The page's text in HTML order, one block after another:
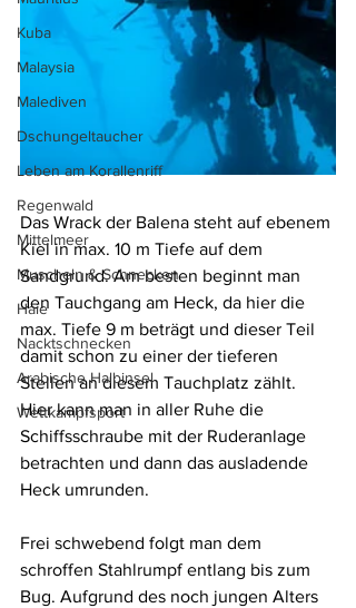
Kuba
Malaysia
Malediven
Dschungeltaucher
Leben am Korallenriff
Regenwald
Mittelmeer
Muscheln & Schnecken
Haie
Nacktschnecken
Arabische Halbinsel
Wettkampfsport
Das Wrack der Balena steht auf ebenem
Kiel in max. 10 m Tiefe auf dem
Sandgrund. Am besten beginnt man
den Tauchgang am Heck, da hier die
max. Tiefe 9 m beträgt und dieser Teil
damit schon zu einer der tieferen
Stellen an diesem Tauchplatz zählt.
Hier kann man in aller Ruhe die
Schiffsschraube mit der Ruderanlage
betrachten und dann das ausladende
Heck umrunden.
Frei schwebend folgt man dem
schroffen Stahlrumpf entlang bis zum
Bug. Aufgrund des noch jungen Alters